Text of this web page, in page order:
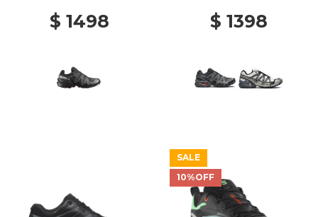
$ 1498 $ 1398
SALE
10%OFF